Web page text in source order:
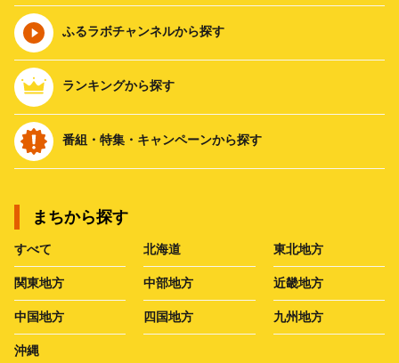
ふるラボチャンネルから探す
ランキングから探す
番組・特集・キャンペーンから探す
まちから探す
すべて 北海道 東北地方
関東地方 中部地方 近畿地方
中国地方 四国地方 九州地方
沖縄